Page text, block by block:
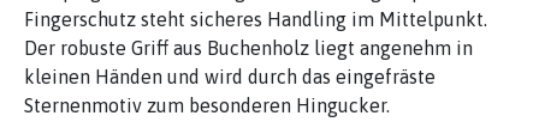
Fingerschutz steht sicheres Handling im Mittelpunkt.
Der robuste Griff aus Buchenholz liegt angenehm in
kleinen Händen und wird durch das eingefräste
Sternenmotiv zum besonderen Hingucker.